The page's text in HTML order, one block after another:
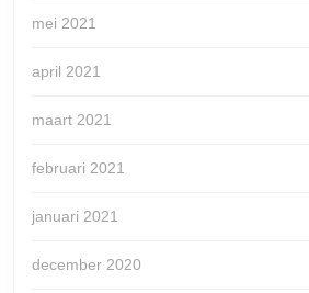
mei 2021
april 2021
maart 2021
februari 2021
januari 2021
december 2020